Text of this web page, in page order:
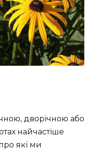
дворічною або
найчастіше
які ми